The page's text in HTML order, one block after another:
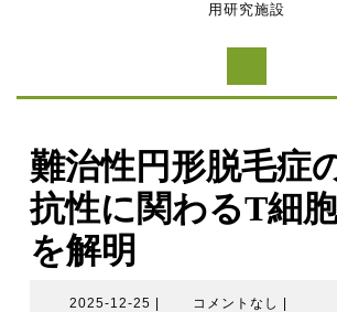
用研究施設
難治性円形脱毛症
抗性に関わるT細
を解明
2025-12-25 2025-コメントなし